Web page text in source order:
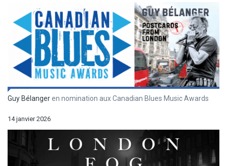
Guy Bélangeren nomination aux Canadian Blues Music Awards
14 janvier 2026